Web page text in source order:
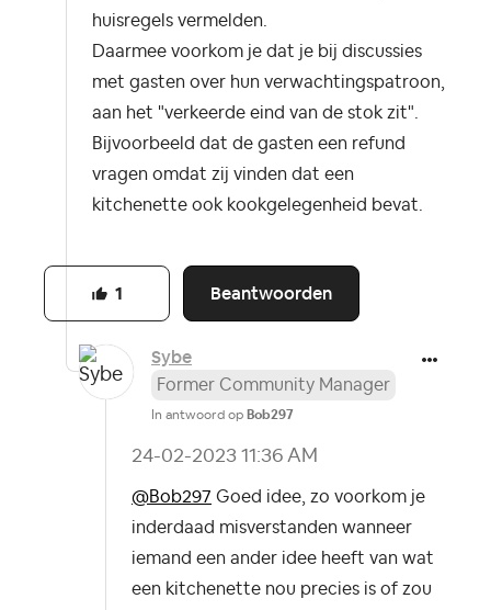
huisregels vermelden.
Daarmee voorkom je dat je bij discussies
met gasten over hun verwachtingspatroon,
aan het "verkeerde eind van de stok zit".
Bijvoorbeeld dat de gasten een refund
vragen omdat zij vinden dat een
kitchenette ook kookgelegenheid bevat.
Beantwoorden
1
Sybe
Former Community Manager
In antwoord op Bob297
‎24-02-2023 11:36 AM
@Bob297 Goed idee, zo voorkom je
inderdaad misverstanden wanneer
iemand een ander idee heeft van wat
een kitchenette nou precies is of zou